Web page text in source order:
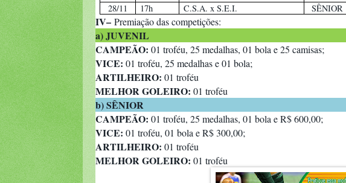
28/11
17h C.S.A. x S.E.I. SÊNIOR
IV– Premiação das competições:
a) JUVENIL
CAMPEÃO: 01 troféu, 25 medalhas, 01 bola e 25 camisas;
VICE: 01 troféu, 25 medalhas e 01 bola;
ARTILHEIRO: 01 troféu
MELHOR GOLEIRO: 01 troféu
b) SÊNIOR
CAMPEÃO: 01 troféu, 25 medalhas, 01 bola e R$ 600,00;
VICE: 01 troféu, 01 bola e R$ 300,00;
ARTILHEIRO: 01 troféu
MELHOR GOLEIRO: 01 troféu